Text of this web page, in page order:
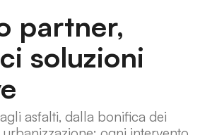
partner,
soluzioni
asfalti, dalla bonifica dei